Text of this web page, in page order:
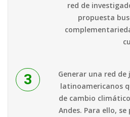
red de
propuesta
Generar una red
latinoamericanos
de cambio
Andes. Para ello,